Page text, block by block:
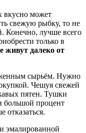
вкусно может
свежую рыбку, то не
Конечно, лучше всего
только в
далеко от
сырьём. Нужно
Чешуя свежей
пятен. Тушки
процент
эмалированной